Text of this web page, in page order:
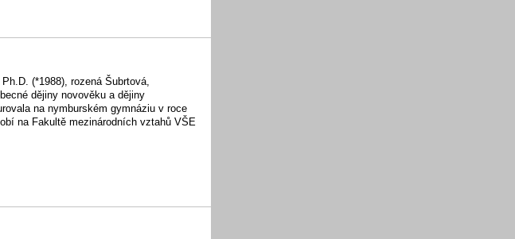
(*1988), rozená Šubrtová,
dějiny novověku a dějiny
na nymburském gymnáziu v roce
na Fakultě mezinárodních vztahů VŠE